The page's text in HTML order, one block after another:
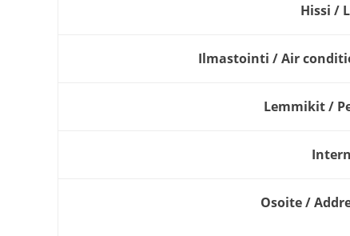
Hissi /
Ilmastointi / Air
Lemmikit /
Osoite /